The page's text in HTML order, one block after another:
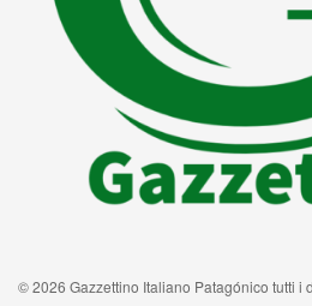
© 2026 Gazzettino Italiano Patagónico tutti i